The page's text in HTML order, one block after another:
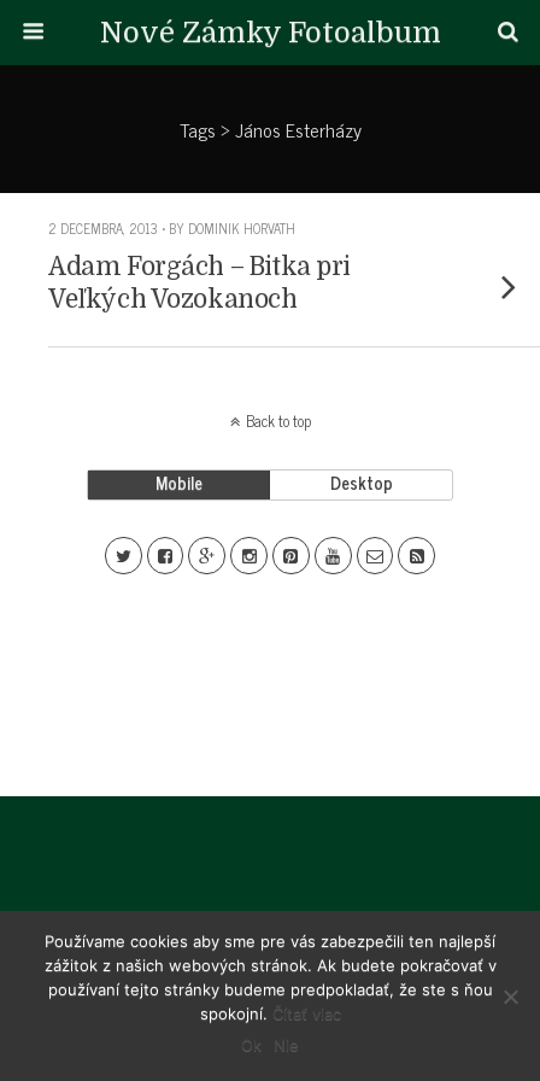
Nové Zámky Fotoalbum
Tags › János Esterházy
2 DECEMBRA, 2013 • BY DOMINIK HORVATH
Adam Forgách – Bitka pri
Veľkých Vozokanoch
Back to top
Mobile Desktop
Používame cookies aby sme pre vás zabezpečili ten najlepší
zážitok z našich webových stránok. Ak budete pokračovať v
používaní tejto stránky budeme predpokladať, že ste s ňou
spokojní. Čítať viac
Ok
Nie